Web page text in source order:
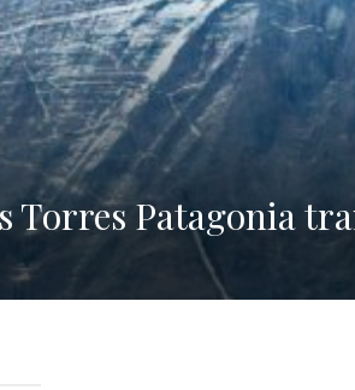
Patagonia